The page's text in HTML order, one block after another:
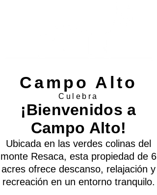
Campo Alto
Culebra
¡Bienvenidos a
Campo Alto!
Ubicada en las verdes colinas del
monte Resaca, esta propiedad de 6
acres ofrece descanso, relajación y
recreación en un entorno tranquilo.